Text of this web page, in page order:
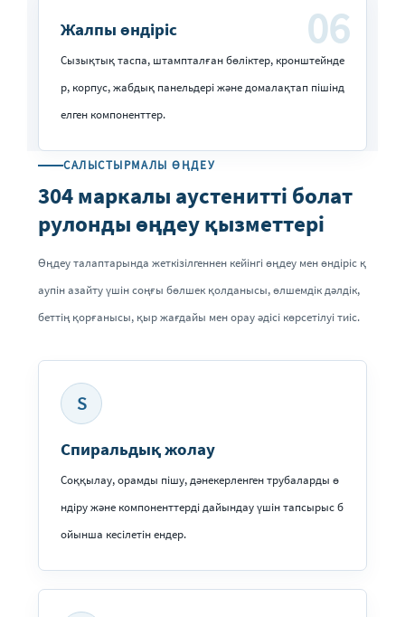
06
Жалпы өндіріс
Сызықтық таспа, штампталған бөліктер, кронштейнде
р, корпус, жабдық панельдері және домалақтап пішінд
елген компоненттер.
САЛЫСТЫРМАЛЫ ӨҢДЕУ
304 маркалы аустенитті болат
рулонды өңдеу қызметтері
Өңдеу талаптарында жеткізілгеннен кейінгі өңдеу мен өндіріс қ
аупін азайту үшін соңғы бөлшек қолданысы, өлшемдік дәлдік,
беттің қорғанысы, қыр жағдайы мен орау әдісі көрсетілуі тиіс.
S
Спиральдық жолау
Соққылау, орамды пішу, дәнекерленген трубаларды ө
ндіру және компоненттерді дайындау үшін тапсырыс б
ойынша кесілетін ендер.